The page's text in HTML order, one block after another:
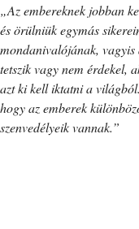
„Az embereknek jobban
és örülniük egymás
mondanivalójának,
tetszik vagy nem érdekel,
azt ki kell iktatni a
hogy az emberek
szenvedélyeik vannak.”